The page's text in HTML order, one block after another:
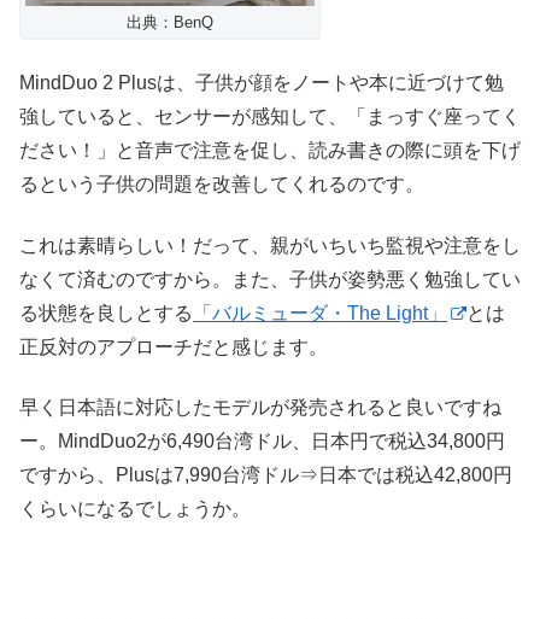
出典：BenQ
MindDuo 2 Plusは、子供が顔をノートや本に近づけて勉
強していると、センサーが感知して、「まっすぐ座ってく
ださい！」と音声で注意を促し、読み書きの際に頭を下げ
るという子供の問題を改善してくれるのです。
これは素晴らしい！だって、親がいちいち監視や注意をし
なくて済むのですから。また、子供が姿勢悪く勉強してい
る状態を良しとする
「バルミューダ・The Light」
とは
正反対のアプローチだと感じます。
早く日本語に対応したモデルが発売されると良いですね
ー。MindDuo2が6,490台湾ドル、日本円で税込34,800円
ですから、Plusは7,990台湾ドル⇒日本では税込42,800円
くらいになるでしょうか。